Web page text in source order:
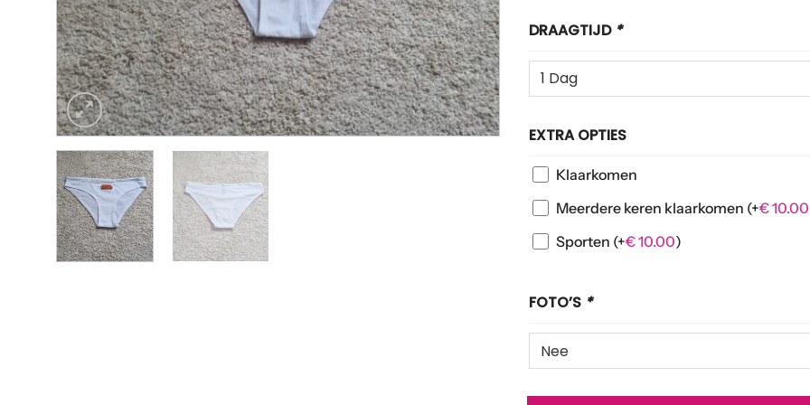
DRAAGTIJD *
EXTRA OPTIES
Klaarkomen
Meerdere keren klaarkomen (+€10.00
Sporten (+€10.00)
FOTO’S *